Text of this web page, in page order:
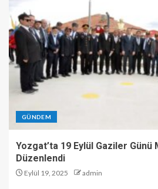
GÜNDEM
Yozgat’ta 19 Eylül Gaziler Günü
Düzenlendi
Eylül 19, 2025 admin